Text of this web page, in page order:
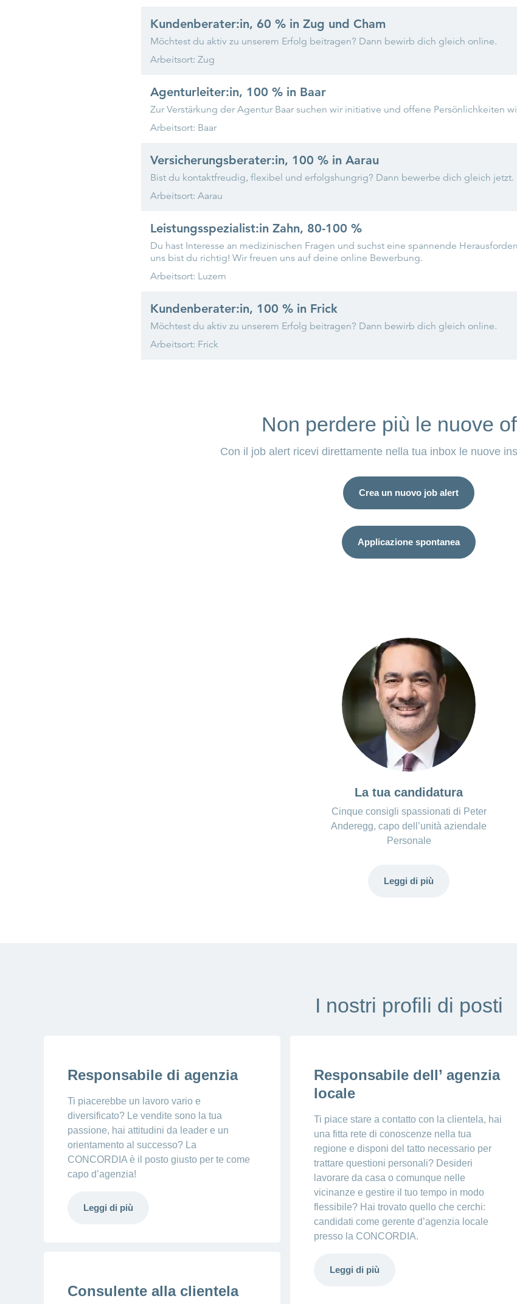
Non perdere più le nuove
Con il job alert ricevi direttamente nella tua inbox le nuove
Crea un nuovo job alert
Applicazione spontanea
La tua candidatura
Cinque consigli spassionati di Peter
Anderegg, capo dell’unità aziendale
Personale
Leggi di più
I nostri profili di posti
Responsabile di agenzia
Ti piacerebbe un lavoro vario e
diversificato? Le vendite sono la tua
passione, hai attitudini da leader e un
orientamento al successo? La
CONCORDIA è il posto giusto per te come
capo d’agenzia!
Leggi di più
Responsabile dell’ agenzia
locale
Ti piace stare a contatto con la clientela, hai
una fitta rete di conoscenze nella tua
regione e disponi del tatto necessario per
trattare questioni personali? Desideri
lavorare da casa o comunque nelle
vicinanze e gestire il tuo tempo in modo
flessibile? Hai trovato quello che cerchi:
candidati come gerente d’agenzia locale
presso la CONCORDIA.
Leggi di più
Consulente alla clientela